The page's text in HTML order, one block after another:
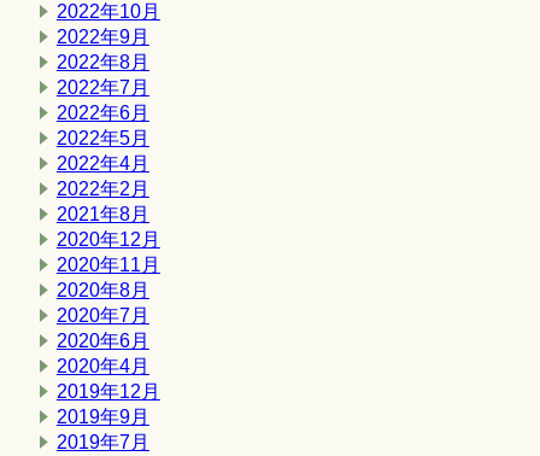
2022年10月
2022年9月
2022年8月
2022年7月
2022年6月
2022年5月
2022年4月
2022年2月
2021年8月
2020年12月
2020年11月
2020年8月
2020年7月
2020年6月
2020年4月
2019年12月
2019年9月
2019年7月